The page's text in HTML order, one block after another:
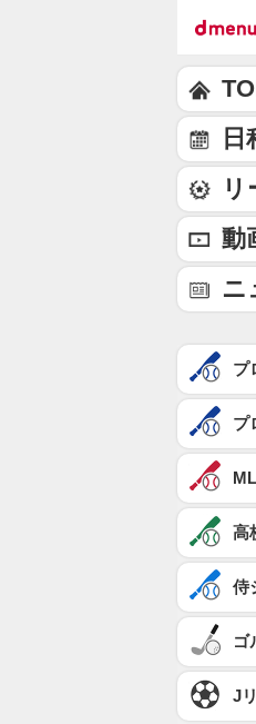
動
ニ
プ
プ
高
侍
ゴ
J